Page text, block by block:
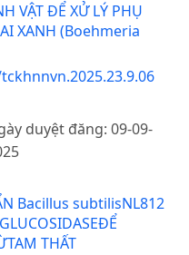
VẬT ĐỂ XỬ LÝ PHỤ
XANH (Boehmeria
duyệt đăng: 09-09-
Bacillus subtilisNL812
THẤT